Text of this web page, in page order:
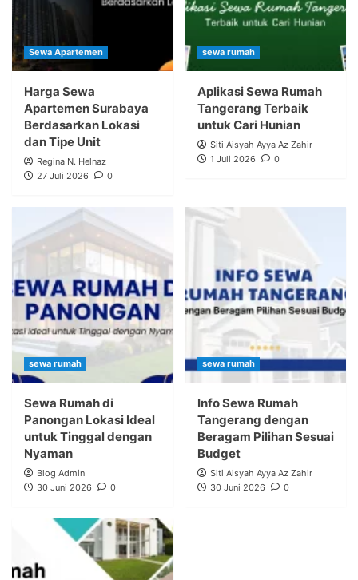
Sewa Apartemen
Harga Sewa
Apartemen Surabaya
Berdasarkan Lokasi
dan Tipe Unit
Regina N. Helnaz
27 Juli 2026
0
sewa rumah
Aplikasi Sewa Rumah
Tangerang Terbaik
untuk Cari Hunian
Siti Aisyah Ayya Az Zahir
1 Juli 2026
0
sewa rumah
Sewa Rumah di
Panongan Lokasi Ideal
untuk Tinggal dengan
Nyaman
Blog Admin
30 Juni 2026
0
sewa rumah
Info Sewa Rumah
Tangerang dengan
Beragam Pilihan Sesuai
Budget
Siti Aisyah Ayya Az Zahir
30 Juni 2026
0